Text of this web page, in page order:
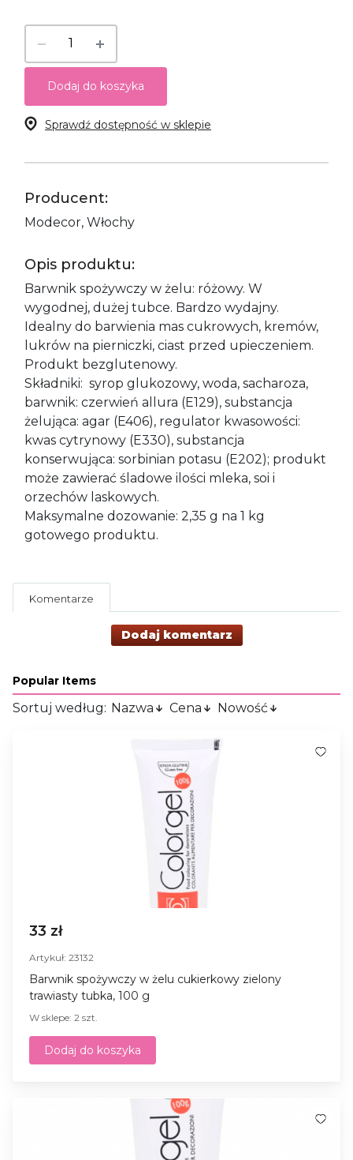
Dodaj do koszyka
Sprawdź dostępność w sklepie
Producent:
Modecor, Włochy
Opis produktu:
Barwnik spożywczy w żelu: różowy. W
wygodnej, dużej tubce. Bardzo wydajny.
Idealny do barwienia mas cukrowych, kremów,
lukrów na pierniczki, ciast przed upieczeniem.
Produkt bezglutenowy.
Składniki: syrop glukozowy, woda, sacharoza,
barwnik: czerwień allura (E129), substancja
żelująca: agar (E406), regulator kwasowości:
kwas cytrynowy (E330), substancja
konserwująca: sorbinian potasu (E202); produkt
może zawierać śladowe ilości mleka, soi i
orzechów laskowych.
Maksymalne dozowanie: 2,35 g na 1 kg
gotowego produktu.
Komentarze
Dodaj komentarz
Popular Items
Sortuj według: Nazwa Cena Nowość
33 zł
Artykuł: 23132
Barwnik spożywczy w żelu cukierkowy zielony
trawiasty tubka, 100 g
W sklepe: 2 szt.
Dodaj do koszyka